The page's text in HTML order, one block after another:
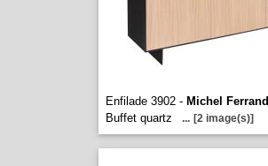
Enfilade 3902 - Michel Ferrand
Buffet quartz
... [2 image(s)]